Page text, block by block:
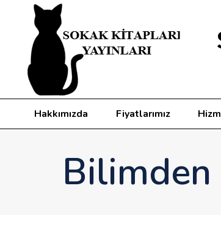
Hakkımızda Fiyatlarımız
Bilimden